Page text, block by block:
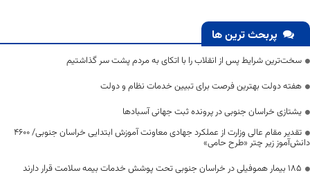
پربحث ترین ها
سخت‌ترین شرایط پس از انقلاب را با اتکای به مردم پشت سر گذاشتیم
هفته دولت بهترین فرصت برای تبیین خدمات نظام و دولت
یشتازی خراسان جنوبی در پرونده ثبت جهانی آسبادها
تقدیر مقام عالی وزارت از عملکرد جهادی معاونت آموزش ابتدایی خراسان جنوبی/ ۴۶۰۰
دانش‌آموز زیر چتر «طرح حامی»
۱۸۵ بیمار هموفیلی در خراسان جنوبی تحت پوشش خدمات بیمه سلامت قرار دارند